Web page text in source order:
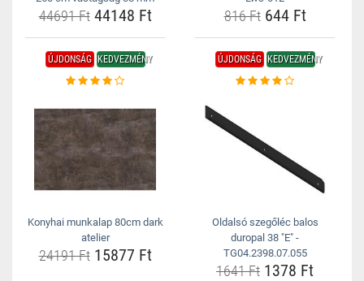
44691 Ft44148 Ft 816 Ft644 Ft
ÚJDONSÁG KEDVEZMÉNY
Konyhai munkalap 80cm dark
atelier
24191 Ft15877 Ft
ÚJDONSÁG KEDVEZMÉNY
Oldalsó szegőléc balos
duropal 38 "E" -
TG04.2398.07.055
1641 Ft 1378 Ft